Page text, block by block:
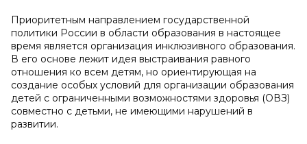
Приоритетным направлением государственной
политики России в области образования в настоящее
время является организация инклюзивного образования.
В его основе лежит идея выстраивания равного
отношения ко всем детям, но ориентирующая на
создание особых условий для организации образования
детей с ограниченными возможностями здоровья (ОВЗ)
совместно с детьми, не имеющими нарушений в
развитии.